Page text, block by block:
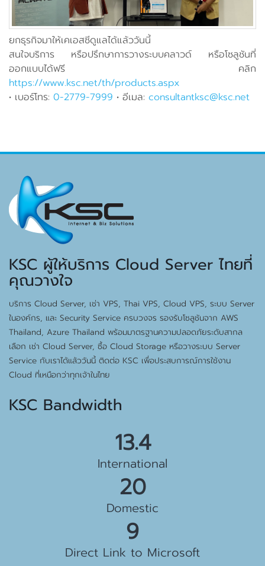
ยกธุรกิจมาให้เคเอสซีดูแลได้แล้ววันนี้
สนใจบริการ หรือปรึกษาการวางระบบคลาวด์ หรือโซลูชันที่
ออกแบบได้ฟรี คลิก
https://www.ksc.net/th/products.aspx
• เบอร์โทร: 0-2779-7999 • อีเมล: consultantksc@ksc.net
KSC ผู้ให้บริการ Cloud Server ไทยที่
คุณวางใจ
บริการ Cloud Server, เช่า VPS, Thai VPS, Cloud VPS, ระบบ Server
ในองค์กร, และ Security Service ครบวงจร รองรับโซลูชันจาก AWS
Thailand, Azure Thailand พร้อมมาตรฐานความปลอดภัยระดับสากล
เลือก เช่า Cloud Server, ซื้อ Cloud Storage หรือวางระบบ Server
Service กับเราได้แล้ววันนี้ ติดต่อ KSC เพื่อประสบการณ์การใช้งาน
Cloud ที่เหนือกว่าทุกเจ้าในไทย
KSC Bandwidth
15.5 Gbps
International
23 Gbps
Domestic
10 Gbps
Direct Link to Microsoft